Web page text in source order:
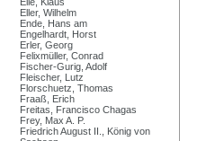
Eller, Wilhelm
Ende, Hans am
Engelhardt, Horst
Erler, Georg
Felixmüller, Conrad
Fischer-Gurig, Adolf
Fleischer, Lutz
Florschuetz, Thomas
Fraaß, Erich
Freitas, Francisco Chagas
Frey, Max A. P.
Friedrich August II., König von